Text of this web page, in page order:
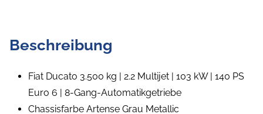
Beschreibung
Fiat Ducato 3.500 kg | 2.2 Multijet | 103 kW | 140 PS
Euro 6 | 8-Gang-Automatikgetriebe
Chassisfarbe Artense Grau Metallic